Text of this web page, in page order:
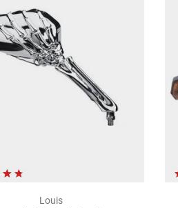
Louis